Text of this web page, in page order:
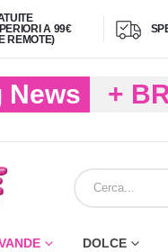
A 99€
REMOTE)
News
+
DOLCE